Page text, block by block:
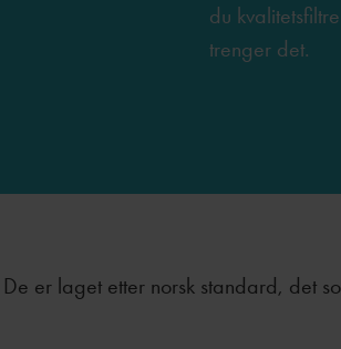
du
trenger det.
er laget etter norsk standard, det